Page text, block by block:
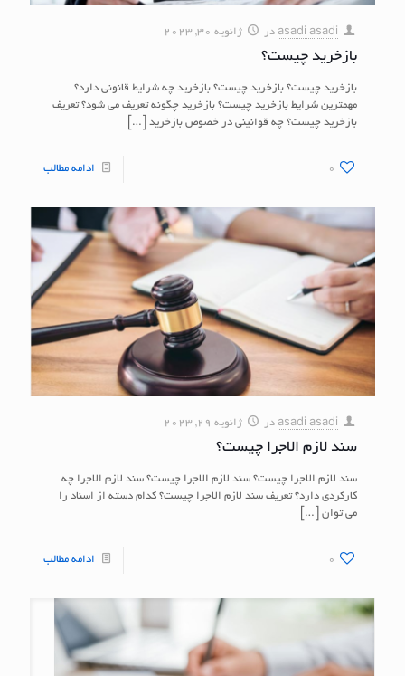
asadi asadi در ژانویه 30, 2023
بازخرید چیست؟
بازخرید چیست؟ بازخرید چیست؟ بازخرید چه شرایط قانونی دارد؟
مهمترین شرایط بازخرید چیست؟ بازخرید چگونه تعریف می شود؟ تعریف
بازخرید چیست؟ چه قوانینی در خصوص بازخرید […]
0 ادامه مطالب
asadi asadi در ژانویه 29, 2023
سند لازم الاجرا چیست؟
سند لازم الاجرا چیست؟ سند لازم الاجرا چیست؟ سند لازم الاجرا چه
کارکردی دارد؟ تعریف سند لازم الاجرا چیست؟ کدام دسته از اسناد را
می توان […]
0 ادامه مطالب